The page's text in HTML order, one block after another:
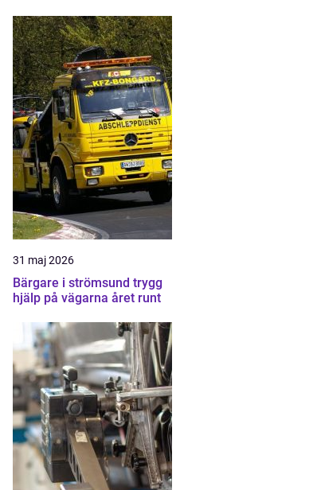
31 maj 2026
Bärgare i strömsund trygg
hjälp på vägarna året runt